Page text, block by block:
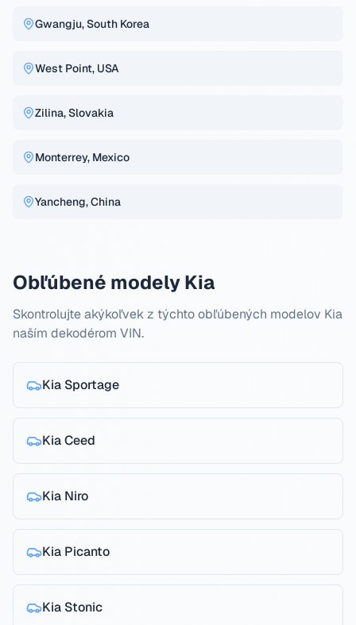
Gwangju, South Korea
West Point, USA
Zilina, Slovakia
Monterrey, Mexico
Yancheng, China
Obľúbené modely Kia
Skontrolujte akýkoľvek z týchto obľúbených modelov Kia
naším dekodérom VIN.
Kia Sportage
KiaCeed
Kia Niro
Kia Picanto
Kia Stonic